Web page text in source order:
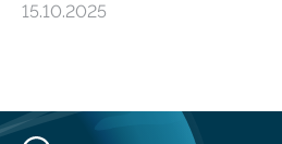
Doch mit der immensen Zahl
Projekt KV-BATT diese Verluste
15.10.2025